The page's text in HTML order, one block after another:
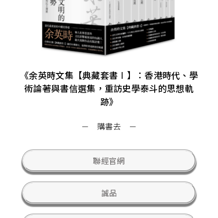
《余英時文集【典藏套書Ⅰ】：香港時代、學
術論著與書信選集，重訪史學泰斗的思想軌
跡》
－ 購書去 －
聯經官網
誠品